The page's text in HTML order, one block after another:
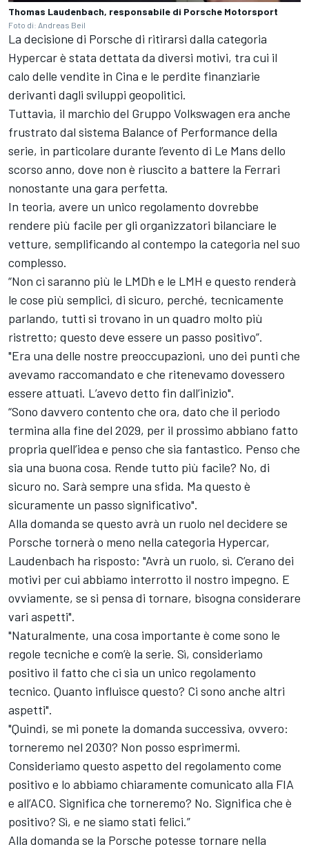
Thomas Laudenbach, responsabile di Porsche Motorsport
Foto di: Andreas Beil
La decisione di Porsche di ritirarsi dalla categoria
Hypercar è stata dettata da diversi motivi, tra cui il
calo delle vendite in Cina e le perdite finanziarie
derivanti dagli sviluppi geopolitici.
Tuttavia, il marchio del Gruppo Volkswagen era anche
frustrato dal sistema Balance of Performance della
serie, in particolare durante l’evento di Le Mans dello
scorso anno, dove non è riuscito a battere la Ferrari
nonostante una gara perfetta.
In teoria, avere un unico regolamento dovrebbe
rendere più facile per gli organizzatori bilanciare le
vetture, semplificando al contempo la categoria nel suo
complesso.
“Non ci saranno più le LMDh e le LMH e questo renderà
le cose più semplici, di sicuro, perché, tecnicamente
parlando, tutti si trovano in un quadro molto più
ristretto; questo deve essere un passo positivo”.
"Era una delle nostre preoccupazioni, uno dei punti che
avevamo raccomandato e che ritenevamo dovessero
essere attuati. L’avevo detto fin dall’inizio".
“Sono davvero contento che ora, dato che il periodo
termina alla fine del 2029, per il prossimo abbiano fatto
propria quell’idea e penso che sia fantastico. Penso che
sia una buona cosa. Rende tutto più facile? No, di
sicuro no. Sarà sempre una sfida. Ma questo è
sicuramente un passo significativo".
Alla domanda se questo avrà un ruolo nel decidere se
Porsche tornerà o meno nella categoria Hypercar,
Laudenbach ha risposto: "Avrà un ruolo, sì. C’erano dei
motivi per cui abbiamo interrotto il nostro impegno. E
ovviamente, se si pensa di tornare, bisogna considerare
vari aspetti".
"Naturalmente, una cosa importante è come sono le
regole tecniche e com’è la serie. Sì, consideriamo
positivo il fatto che ci sia un unico regolamento
tecnico. Quanto influisce questo? Ci sono anche altri
aspetti".
"Quindi, se mi ponete la domanda successiva, ovvero:
torneremo nel 2030? Non posso esprimermi.
Consideriamo questo aspetto del regolamento come
positivo e lo abbiamo chiaramente comunicato alla FIA
e all’ACO. Significa che torneremo? No. Significa che è
positivo? Sì, e ne siamo stati felici.”
Alla domanda se la Porsche potesse tornare nella